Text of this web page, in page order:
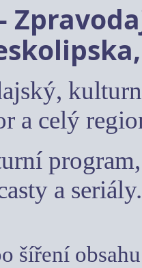
-
a celý
a seriály.
šíření